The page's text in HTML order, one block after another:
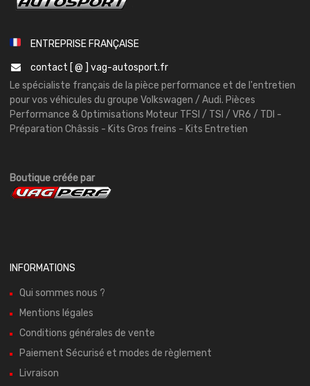
ENTREPRISE FRANÇAISE
contact [ @ ] vag-autosport.fr
Le spécialiste français de la pièce performance et de l'entretien
pour vos véhicules du groupe Volkswagen / Audi. Pièces
Performance & Optimisations Moteur TFSI / TSI / VR6 / TDI -
Préparation Châssis - Kits Gros freins - Kits Entretien
Boutique créée par
INFORMATIONS
Qui sommes nous ?
Mentions légales
Conditions générales de vente
Paiement Sécurisé et modes de règlement
Livraison